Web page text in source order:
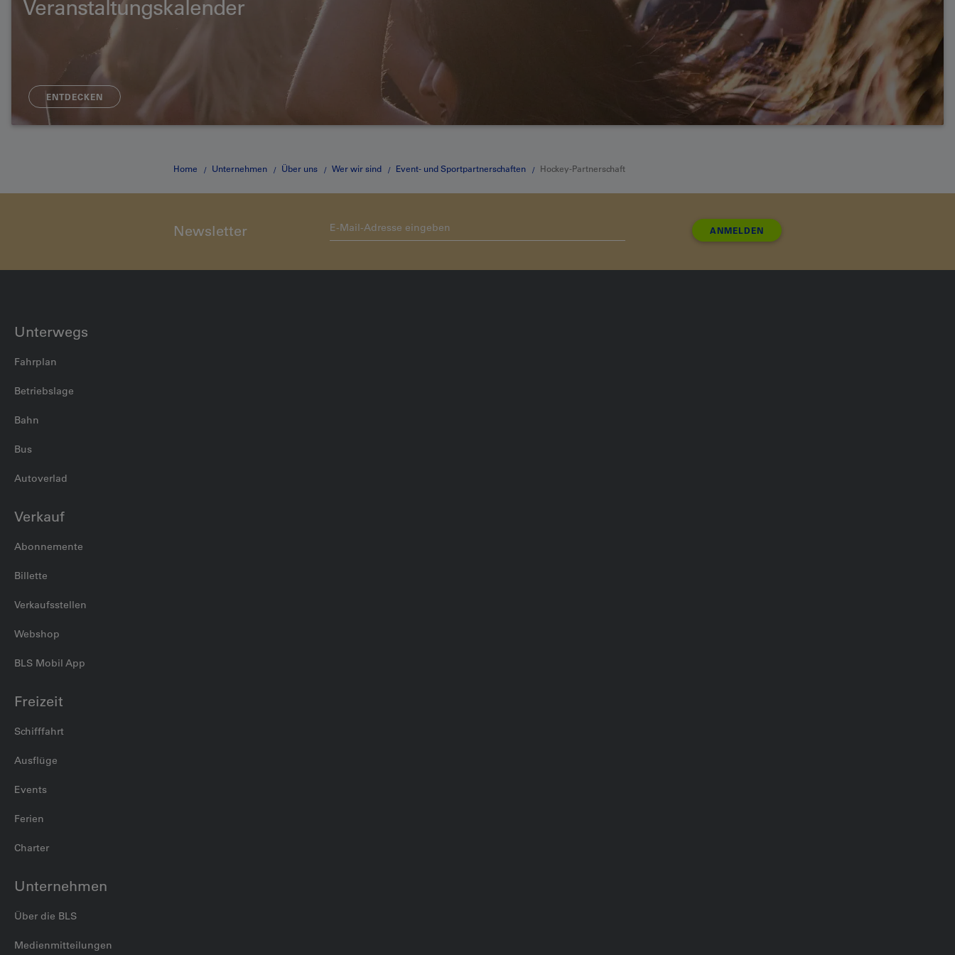
Veranstaltungskalender
ENTDECKEN
Home Unternehmen Über uns Wer wir sind Event- und Sportpartnerschaften Hockey-Partnerschaft
Newsletter ANMELDEN
Unterwegs
Fahrplan
Betriebslage
Bahn
Bus
Autoverlad
Verkauf
Abonnemente
Billette
Verkaufsstellen
Webshop
BLS Mobil App
Freizeit
Schifffahrt
Ausflüge
Events
Ferien
Charter
Unternehmen
Über die BLS
Medienmitteilungen